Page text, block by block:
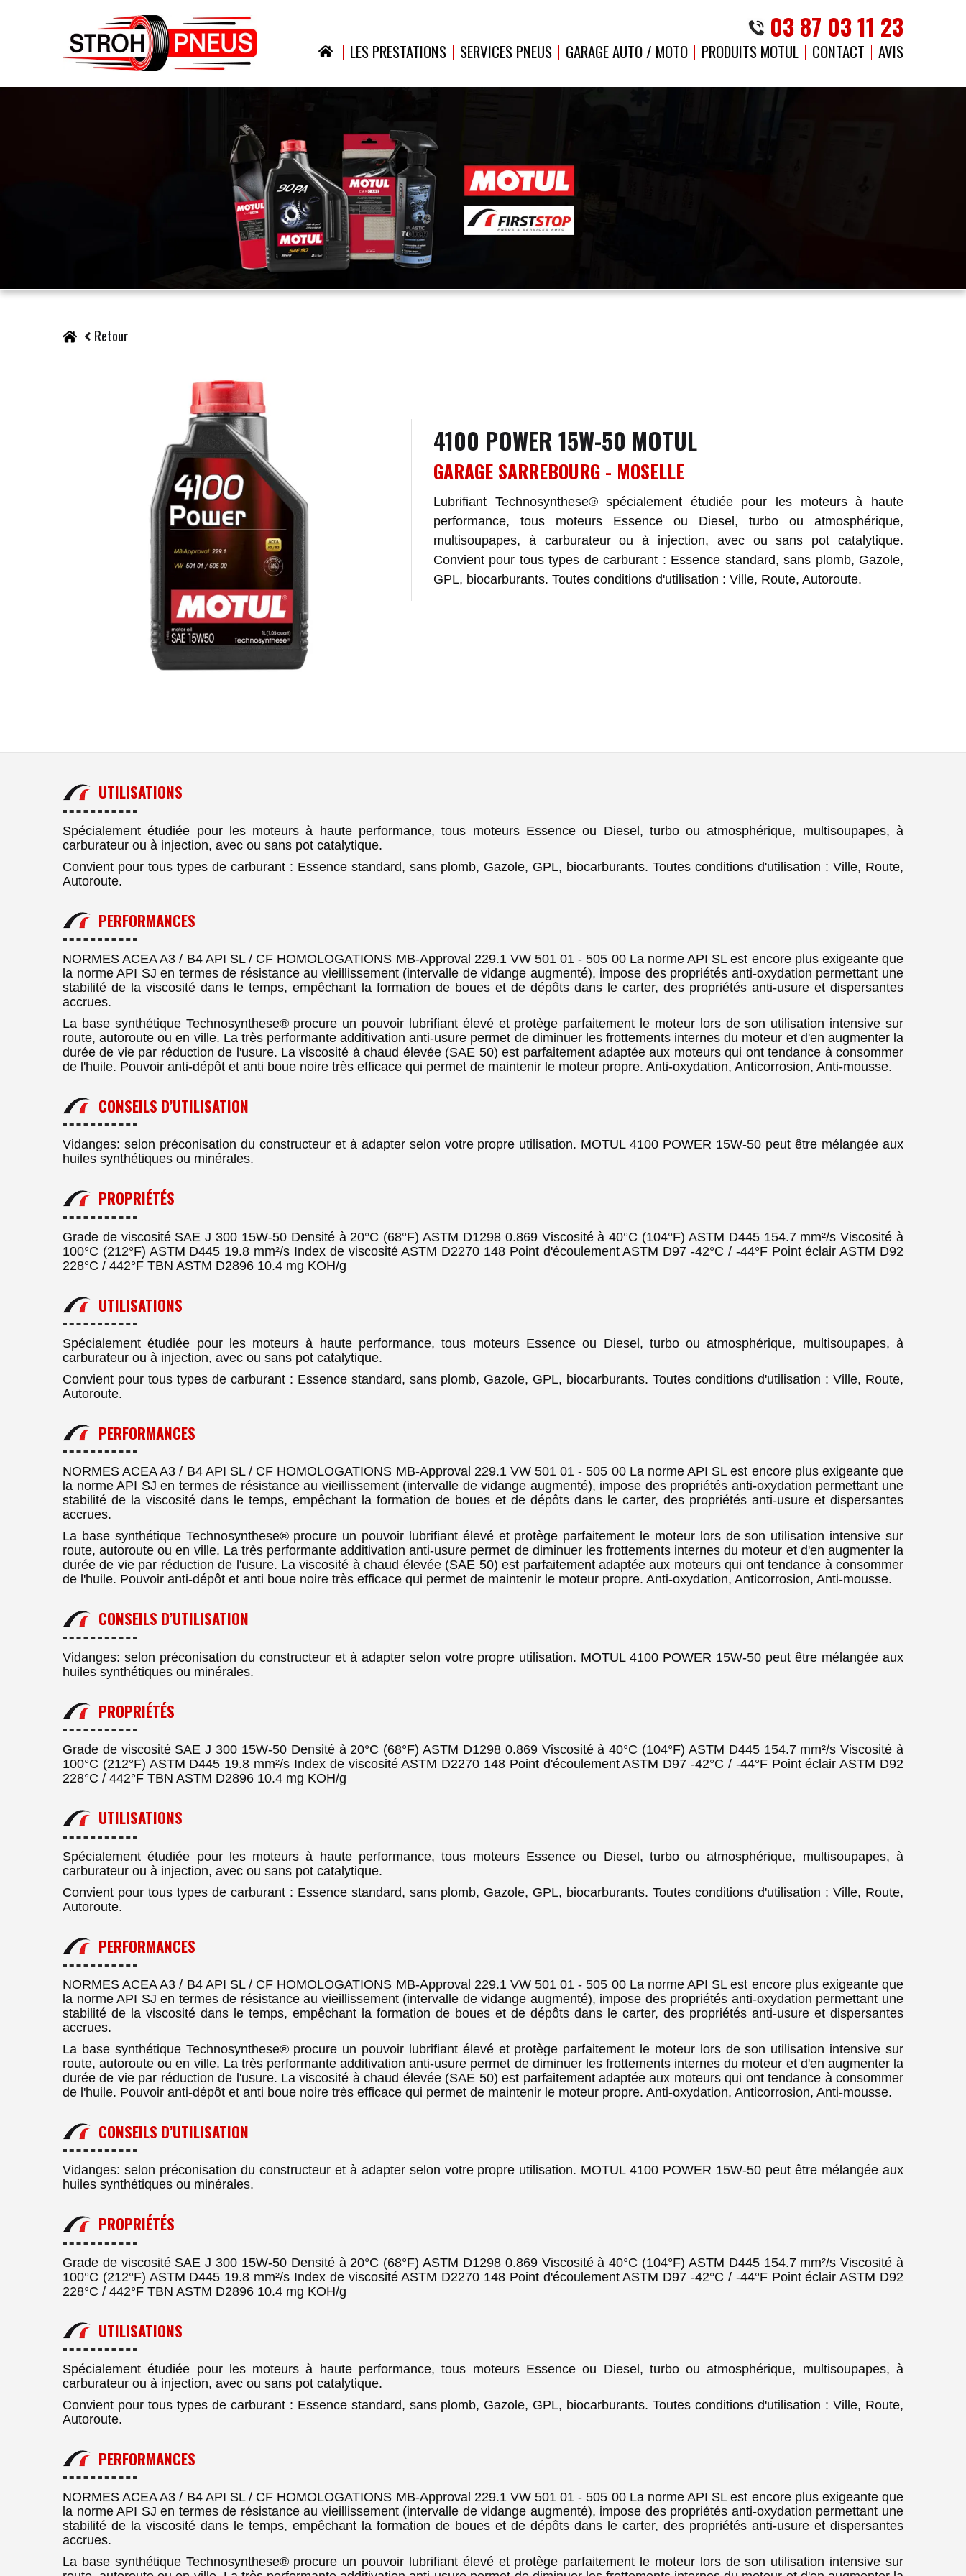
03 87 03 11 23
LES PRESTATIONS SERVICES PNEUS GARAGE AUTO / MOTO PRODUITS MOTUL CONTACT AVIS
Retour
4100 POWER 15W-50 MOTUL
GARAGE SARREBOURG - MOSELLE
Lubrifiant Technosynthese® spécialement étudiée pour les moteurs à haute
performance, tous moteurs Essence ou Diesel, turbo ou atmosphérique,
multisoupapes, à carburateur ou à injection, avec ou sans pot catalytique.
Convient pour tous types de carburant : Essence standard, sans plomb, Gazole,
GPL, biocarburants. Toutes conditions d'utilisation : Ville, Route, Autoroute.
UTILISATIONS
Spécialement étudiée pour les moteurs à haute performance, tous moteurs Essence ou Diesel, turbo ou atmosphérique, multisoupapes, à
carburateur ou à injection, avec ou sans pot catalytique.
Convient pour tous types de carburant : Essence standard, sans plomb, Gazole, GPL, biocarburants. Toutes conditions d'utilisation : Ville, Route,
Autoroute.
PERFORMANCES
NORMES ACEA A3 / B4 API SL / CF HOMOLOGATIONS MB-Approval 229.1 VW 501 01 - 505 00 La norme API SL est encore plus exigeante que
la norme API SJ en termes de résistance au vieillissement (intervalle de vidange augmenté), impose des propriétés anti-oxydation permettant une
stabilité de la viscosité dans le temps, empêchant la formation de boues et de dépôts dans le carter, des propriétés anti-usure et dispersantes
accrues.
La base synthétique Technosynthese® procure un pouvoir lubrifiant élevé et protège parfaitement le moteur lors de son utilisation intensive sur
route, autoroute ou en ville. La très performante additivation anti-usure permet de diminuer les frottements internes du moteur et d'en augmenter la
durée de vie par réduction de l'usure. La viscosité à chaud élevée (SAE 50) est parfaitement adaptée aux moteurs qui ont tendance à consommer
de l'huile. Pouvoir anti-dépôt et anti boue noire très efficace qui permet de maintenir le moteur propre. Anti-oxydation, Anticorrosion, Anti-mousse.
CONSEILS D’UTILISATION
Vidanges: selon préconisation du constructeur et à adapter selon votre propre utilisation. MOTUL 4100 POWER 15W-50 peut être mélangée aux
huiles synthétiques ou minérales.
PROPRIÉTÉS
Grade de viscosité SAE J 300 15W-50 Densité à 20°C (68°F) ASTM D1298 0.869 Viscosité à 40°C (104°F) ASTM D445 154.7 mm²/s Viscosité à
100°C (212°F) ASTM D445 19.8 mm²/s Index de viscosité ASTM D2270 148 Point d'écoulement ASTM D97 -42°C / -44°F Point éclair ASTM D92
228°C / 442°F TBN ASTM D2896 10.4 mg KOH/g
UTILISATIONS
Spécialement étudiée pour les moteurs à haute performance, tous moteurs Essence ou Diesel, turbo ou atmosphérique, multisoupapes, à
carburateur ou à injection, avec ou sans pot catalytique.
Convient pour tous types de carburant : Essence standard, sans plomb, Gazole, GPL, biocarburants. Toutes conditions d'utilisation : Ville, Route,
Autoroute.
PERFORMANCES
NORMES ACEA A3 / B4 API SL / CF HOMOLOGATIONS MB-Approval 229.1 VW 501 01 - 505 00 La norme API SL est encore plus exigeante que
la norme API SJ en termes de résistance au vieillissement (intervalle de vidange augmenté), impose des propriétés anti-oxydation permettant une
stabilité de la viscosité dans le temps, empêchant la formation de boues et de dépôts dans le carter, des propriétés anti-usure et dispersantes
accrues.
La base synthétique Technosynthese® procure un pouvoir lubrifiant élevé et protège parfaitement le moteur lors de son utilisation intensive sur
route, autoroute ou en ville. La très performante additivation anti-usure permet de diminuer les frottements internes du moteur et d'en augmenter la
durée de vie par réduction de l'usure. La viscosité à chaud élevée (SAE 50) est parfaitement adaptée aux moteurs qui ont tendance à consommer
de l'huile. Pouvoir anti-dépôt et anti boue noire très efficace qui permet de maintenir le moteur propre. Anti-oxydation, Anticorrosion, Anti-mousse.
CONSEILS D’UTILISATION
Vidanges: selon préconisation du constructeur et à adapter selon votre propre utilisation. MOTUL 4100 POWER 15W-50 peut être mélangée aux
huiles synthétiques ou minérales.
PROPRIÉTÉS
Grade de viscosité SAE J 300 15W-50 Densité à 20°C (68°F) ASTM D1298 0.869 Viscosité à 40°C (104°F) ASTM D445 154.7 mm²/s Viscosité à
100°C (212°F) ASTM D445 19.8 mm²/s Index de viscosité ASTM D2270 148 Point d'écoulement ASTM D97 -42°C / -44°F Point éclair ASTM D92
228°C / 442°F TBN ASTM D2896 10.4 mg KOH/g
UTILISATIONS
Spécialement étudiée pour les moteurs à haute performance, tous moteurs Essence ou Diesel, turbo ou atmosphérique, multisoupapes, à
carburateur ou à injection, avec ou sans pot catalytique.
Convient pour tous types de carburant : Essence standard, sans plomb, Gazole, GPL, biocarburants. Toutes conditions d'utilisation : Ville, Route,
Autoroute.
PERFORMANCES
NORMES ACEA A3 / B4 API SL / CF HOMOLOGATIONS MB-Approval 229.1 VW 501 01 - 505 00 La norme API SL est encore plus exigeante que
la norme API SJ en termes de résistance au vieillissement (intervalle de vidange augmenté), impose des propriétés anti-oxydation permettant une
stabilité de la viscosité dans le temps, empêchant la formation de boues et de dépôts dans le carter, des propriétés anti-usure et dispersantes
accrues.
La base synthétique Technosynthese® procure un pouvoir lubrifiant élevé et protège parfaitement le moteur lors de son utilisation intensive sur
route, autoroute ou en ville. La très performante additivation anti-usure permet de diminuer les frottements internes du moteur et d'en augmenter la
durée de vie par réduction de l'usure. La viscosité à chaud élevée (SAE 50) est parfaitement adaptée aux moteurs qui ont tendance à consommer
de l'huile. Pouvoir anti-dépôt et anti boue noire très efficace qui permet de maintenir le moteur propre. Anti-oxydation, Anticorrosion, Anti-mousse.
CONSEILS D’UTILISATION
Vidanges: selon préconisation du constructeur et à adapter selon votre propre utilisation. MOTUL 4100 POWER 15W-50 peut être mélangée aux
huiles synthétiques ou minérales.
PROPRIÉTÉS
Grade de viscosité SAE J 300 15W-50 Densité à 20°C (68°F) ASTM D1298 0.869 Viscosité à 40°C (104°F) ASTM D445 154.7 mm²/s Viscosité à
100°C (212°F) ASTM D445 19.8 mm²/s Index de viscosité ASTM D2270 148 Point d'écoulement ASTM D97 -42°C / -44°F Point éclair ASTM D92
228°C / 442°F TBN ASTM D2896 10.4 mg KOH/g
UTILISATIONS
Spécialement étudiée pour les moteurs à haute performance, tous moteurs Essence ou Diesel, turbo ou atmosphérique, multisoupapes, à
carburateur ou à injection, avec ou sans pot catalytique.
Convient pour tous types de carburant : Essence standard, sans plomb, Gazole, GPL, biocarburants. Toutes conditions d'utilisation : Ville, Route,
Autoroute.
PERFORMANCES
NORMES ACEA A3 / B4 API SL / CF HOMOLOGATIONS MB-Approval 229.1 VW 501 01 - 505 00 La norme API SL est encore plus exigeante que
la norme API SJ en termes de résistance au vieillissement (intervalle de vidange augmenté), impose des propriétés anti-oxydation permettant une
stabilité de la viscosité dans le temps, empêchant la formation de boues et de dépôts dans le carter, des propriétés anti-usure et dispersantes
accrues.
La base synthétique Technosynthese® procure un pouvoir lubrifiant élevé et protège parfaitement le moteur lors de son utilisation intensive sur